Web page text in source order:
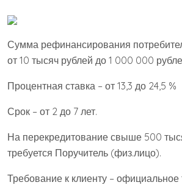
Сумма рефинансирования
от 10 тысяч рублей до 1 000 000
Процентная ставка – от 13,3 до 24,5 %
Срок – от 2 до 7 лет.
На перекредитование свыше 500
требуется Поручитель (физ.лицо).
Требование к клиенту – официальное